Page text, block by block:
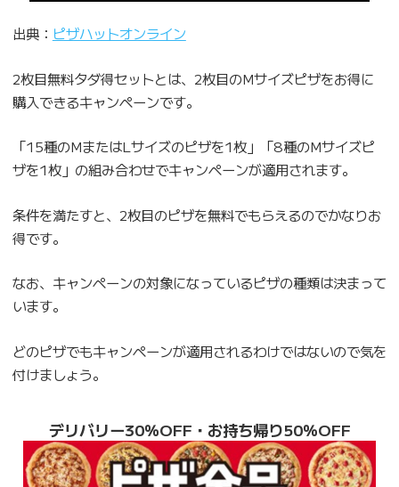
出典： ピザハットオンライン
2枚目無料タダ得セットとは、2枚目のMサイズピザをお得に
購入できるキャンペーンです。
「15種のMまたはLサイズのピザを1枚」「8種のMサイズピ
ザを1枚」の組み合わせでキャンペーンが適用されます。
条件を満たすと、2枚目のピザを無料でもらえるのでかなりお
得です。
なお、キャンペーンの対象になっているピザの種類は決まって
います。
どのピザでもキャンペーンが適用されるわけではないので気を
付けましょう。
デリバリー30％OFF・お持ち帰り50％OFF